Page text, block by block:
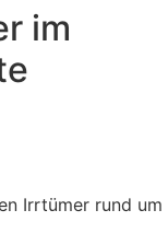
im
Irrtümer rund um